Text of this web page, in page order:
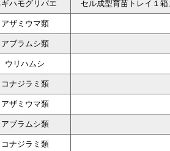
ギハモグリバエ セル成型育苗トレイ１
アザミウマ類
アブラムシ類
ウリハムシ
コナジラミ類
アザミウマ類
アブラムシ類
コナジラミ類